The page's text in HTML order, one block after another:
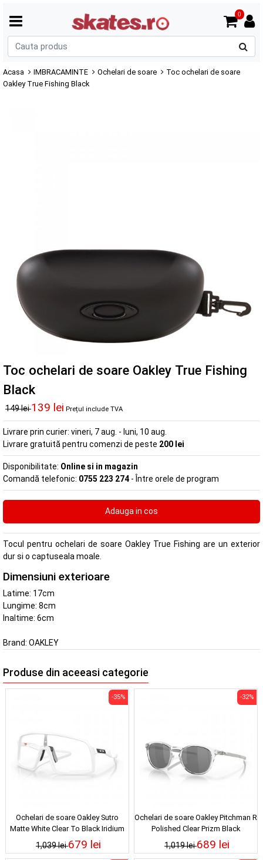
0
Acasa IMBRACAMINTE Ochelari de soare
Toc ochelari de soare
Oakley True Fishing Black
Toc ochelari de soare Oakley True Fishing
Black
149 lei139 lei Prețul include TVA
Livrare prin curier: vineri, 7 aug. - luni, 10 aug.
Livrare gratuită pentru comenzi de peste 200 lei
Disponibilitate: Online si in magazin
Comandă telefonic: 0755 223 274 - Între orele de program
Tocul pentru ochelari de soare Oakley True Fishing are un exterior
dur si o captuseala moale.
Dimensiuni exterioare
Latime: 17cm
Lungime: 8cm
Inaltime: 6cm
Brand: OAKLEY
Produse din aceeasi categorie
Ochelari de soare Oakley Sutro
Matte White Clear To Black Iridium
Photochromic
1,039 lei
-35%
679 lei
Ochelari de soare Oakley Pitchman R
Polished Clear Prizm Black
1,019 lei
-32%
689 lei